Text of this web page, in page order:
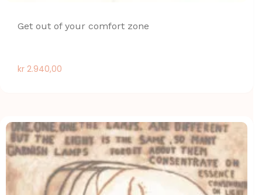
Get out of your comfort zone
kr 2.940,00